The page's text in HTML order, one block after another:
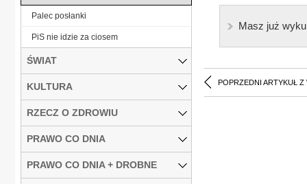
Masz już
POPRZEDNI ARTYKUŁ Z
Palec posłanki
PiS nie idzie za ciosem
ŚWIAT
KULTURA
RZECZ O ZDROWIU
PRAWO CO DNIA
PRAWO CO DNIA + DROBNE